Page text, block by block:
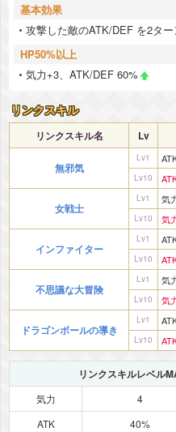
基本効果
攻撃した敵のATK/DEF を2ター
HP50%以上
気力+3、ATK/DEF 60%
リンクスキル
リンクスキル名 Lv
無邪気
Lv1
Lv10
女戦士
Lv1 気
Lv10 気
インファイター
Lv1
Lv10
不思議な大冒険
Lv1 気
Lv10 気
ドラゴンボールの導き
Lv1
Lv10
リンクスキルレベル
気力 4
ATK 40%